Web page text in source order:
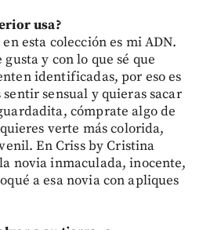
usa?
esta colección es mi ADN.
y con lo que sé que
identificadas, por eso es
sensual y quieras sacar
cómprate algo de
verte más colorida,
En Criss by Cristina
novia inmaculada, inocente,
a esa novia con apliques